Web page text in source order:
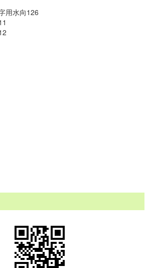
用水向126